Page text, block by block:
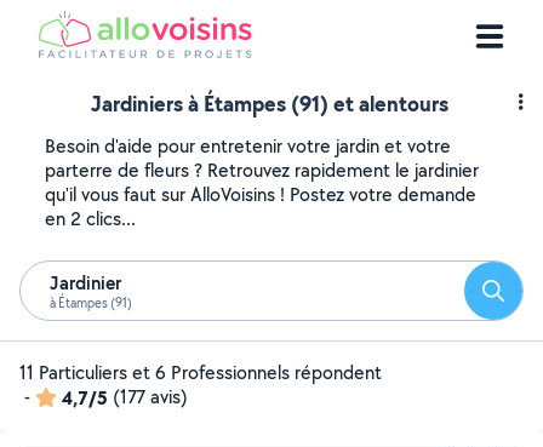
Jardiniers à Étampes (91) et alentours
Besoin d'aide pour entretenir votre jardin et votre
parterre de fleurs ? Retrouvez rapidement le jardinier
qu'il vous faut sur AlloVoisins ! Postez votre demande
en 2 clics...
Jardinier
à Étampes (91)
11 Particuliers et 6 Professionnels répondent
-
4,7/5 (177 avis)